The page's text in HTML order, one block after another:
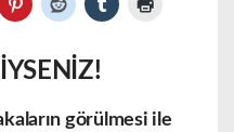
görülmesi ile